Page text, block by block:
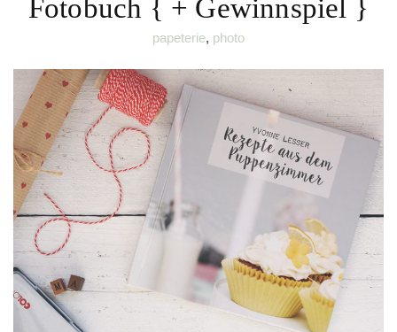
Fotobuch { + Gewinnspiel }
papeterie, photo